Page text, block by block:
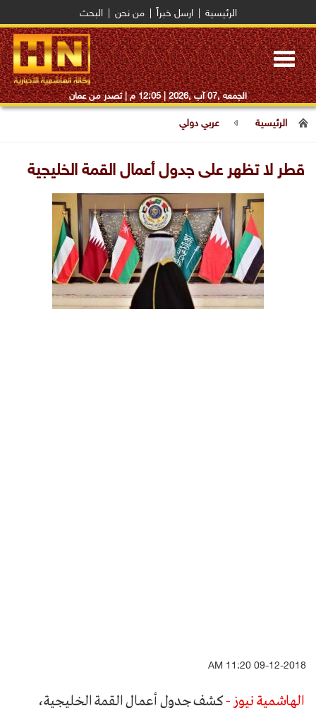
الرئيسية ارسل خبراً من نحن البحث
Toggle
navigation
الجمعه ,07 آب ,2026 | 12:05 م | تصدر من عمان
الرئيسية عربي دولي
قطر لا تظهر على جدول أعمال القمة الخليجية
09-12-2018 11:20 AM
الهاشمية نيوز -كشف جدول أعمال القمة الخليجية،